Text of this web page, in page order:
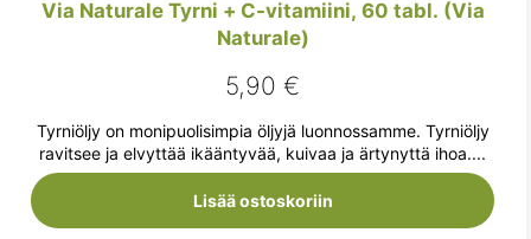
Via Naturale Tyrni + C-vitamiini, 60 tabl. (Via
Naturale)
5,90€
Tyrniöljy on monipuolisimpia öljyjä luonnossamme. Tyrniöljy
ravitsee ja elvyttää ikääntyvää, kuivaa ja ärtynyttä ihoa....
Lisää ostoskoriin